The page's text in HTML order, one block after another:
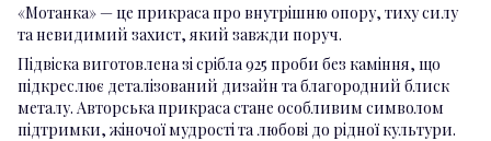
«Мотанка» — це прикраса про внутрішню опору, тиху силу
та невидимий захист, який завжди поруч.
Підвіска виготовлена зі срібла 925 проби без каміння, що
підкреслює деталізований дизайн та благородний блиск
металу. Авторська прикраса стане особливим символом
підтримки, жіночої мудрості та любові до рідної культури.